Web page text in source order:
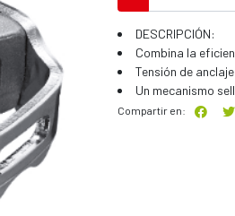
DESCRIPCIÓN:
Combina la
Tensión de
Un mecanismo
Compartir en: